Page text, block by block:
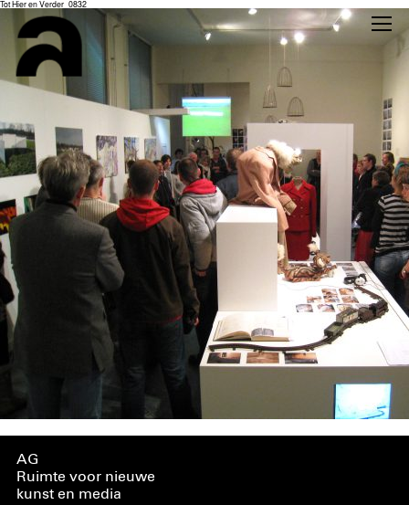
Tot Hier en Verder_0832
AG
Ruimte voor nieuwe
kunst en media